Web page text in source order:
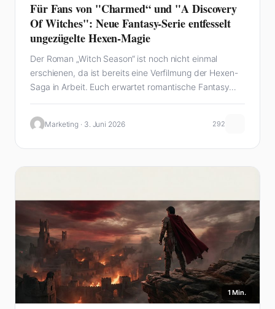
Für Fans von "Charmed“ und "A Discovery
Of Witches": Neue Fantasy-Serie entfesselt
ungezügelte Hexen-Magie
Der Roman „Witch Season“ ist noch nicht einmal
erschienen, da ist bereits eine Verfilmung der Hexen-
Saga in Arbeit. Euch erwartet romantische Fantasy…
Marketing · 3. Juni 2026 292
1 Min.